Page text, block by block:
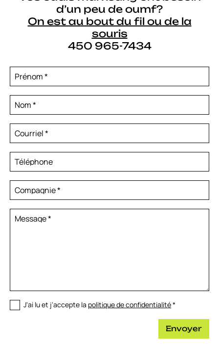
d’un peu de oumf?
On est au bout du fil ou de la
souris
450 965-7434
Prénom*
Nom*
Courriel*
Téléphone
Compagnie*
Message*
J'ai lu et j'accepte la politique de confidentialité*
Envoyer